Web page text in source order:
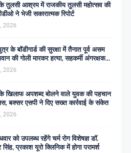
तुलसी आश्रम में राजकीय तुलसी महोत्सव की
ने भेजी सकारात्मक रिपोर्ट
2026
के बॉडीगार्ड की सुरक्षा में तैनात पूर्व असम
की गोली मारकर हत्या, सहकर्मी अंगरक्षक
2026
के खिलाफ अपशब्द बोलने वाले युवक की पहचान
बक्सर एसपी ने दिए सख्त कार्रवाई के संकेत
2026
को उपलब्ध रहेंगे चर्म रोग विशेषज्ञ डॉ.
प्रकाश यूरो क्लिनिक में होगा परामर्श